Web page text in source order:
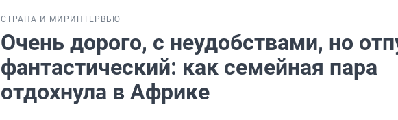
СТРАНА И МИР ИНТЕРВЬЮ
Очень дорого, с неудобствами, но
фантастический: как семейная пара
отдохнула в Африке